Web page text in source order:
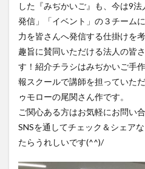
した『みぢかいご』も、今は9
発信」「イベント」の３チーム
力を皆さんへ発信する仕掛けを
趣旨に賛同いただける法人の皆
す！紹介チラシはみぢかいご手
報スクールで講師を担っていた
ゥモローの尾関さん作です。
ご関心ある方はお気軽にお問い
SNSを通してチェック＆シェア
たらうれしいです(^^)/